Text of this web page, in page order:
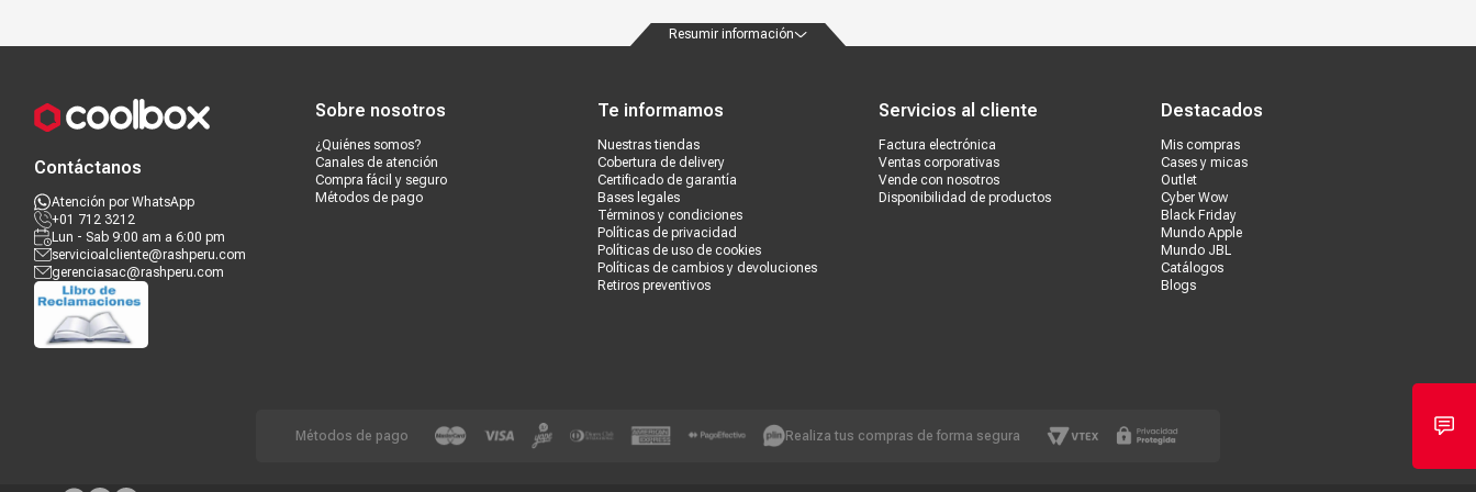
Resumir información
Contáctanos
Atención por WhatsApp
+01 712 3212
Lun - Sab 9:00 am a 6:00 pm
servicioalcliente@rashperu.com
gerenciasac@rashperu.com
Sobre nosotros
¿Quiénes somos?
Canales de atención
Compra fácil y seguro
Métodos de pago
Te informamos
Nuestras tiendas
Cobertura de delivery
Certificado de garantía
Bases legales
Términos y condiciones
Políticas de privacidad
Políticas de uso de cookies
Políticas de cambios y devoluciones
Retiros preventivos
Servicios al cliente
Factura electrónica
Ventas corporativas
Vende con nosotros
Disponibilidad de productos
Destacados
Mis compras
Cases y micas
Outlet
Cyber Wow
Black Friday
Mundo Apple
Mundo JBL
Catálogos
Blogs
Métodos de pago Realiza tus compras de forma segura